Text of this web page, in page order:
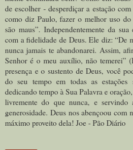
de escolher - desperdiçar a estação
como diz Paulo, fazer o melhor uso
são maus”. Independentemente da
com a fidelidade de Deus. Ele diz: “De
nunca jamais te abandonarei. Assim,
Senhor é o meu auxílio, não temerei”
presença e o sustento de Deus, você
do seu tempo em todas as estações
dedicando tempo à Sua Palavra e
livremente do que nunca, e servindo
generosidade. Deus nos abençoou com
máximo proveito dela! Joe - Pão Diário